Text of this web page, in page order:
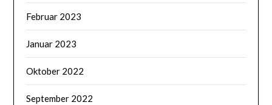
Februar 2023
Januar 2023
Oktober 2022
September 2022